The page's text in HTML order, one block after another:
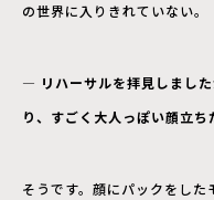
の世界に入りきれていない。
― リハーサルを拝見しまし
り、すごく大人っぽい顔立ち
そうです。顔にパックをし